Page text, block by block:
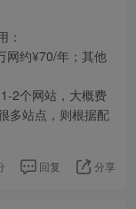
：
网约¥70/年；其他
2个网站，大概费
多站点，则根据配
回复 分享